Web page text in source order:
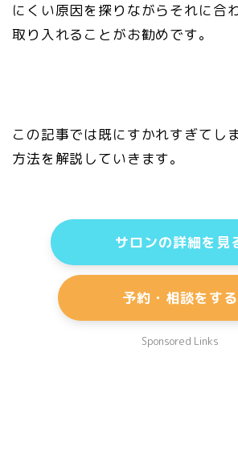
にくい原因を探りながらそれに合
取り入れることがお勧めです。
この記事では既にすかれすぎてし
方法を解説していきます。
サロンの詳細を見
予約・相談をする
Sponsored Links